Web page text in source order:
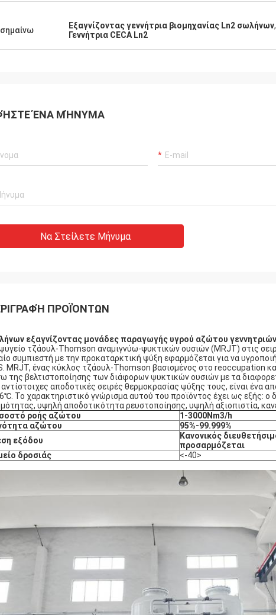
Εξαγνίζοντας γεννήτρια βιομηχανίας Ln2 σωλήνων,
Γεννήτρια CECA Ln2
ΈΝΑ ΜΉΝΥΜΑ
Να Στείλετε Μήνυμα
ΠΡΟΪΌΝΤΩΝ
εξαγνίζοντας μονάδες παραγωγής υγρού αζώτου
τζάουλ-Thomson αναμιγνύω-ψυκτικών ουσιών (MRJT) στις
συμπιεστή με την προκαταρκτική ψύξη εφαρμόζεται για να
MRJT, ένας κύκλος τζάουλ-Thomson βασισμένος στο reoccupation
της βελτιστοποίησης των διάφορων ψυκτικών ουσιών με τα
αντίστοιχες αποδοτικές σειρές θερμοκρασίας ψύξης τους, είναι ένα
Το χαρακτηριστικό γνώρισμα αυτού του προϊόντος έχει ως εξής: ο
υψηλή αποδοτικότητα ρευστοποίησης, υψηλή αξιοπιστία,
ροής αζώτου
1-3000Nm3/h
αζώτου
95%-99.999%
εξόδου
Κανονικός
προσαρμόζεται
δροσιάς
<-40>